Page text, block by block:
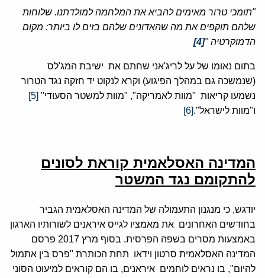
"תומכי טרור מאימים להביא את המלחמה למולדתנו. שלוחות
שלהם תוקפים את מה שהאדונים שלהם בזים לו ביותר: מקום
הדמוקרטיה "
[4]
בתום נאומו של על לריג'אני שחתם את ישיבת המג'לס
(שנמשכה גם במהלך הפיגוע) וקרא לנקוט יד חזקה נגד הטרור
נשמעו קריאות "מוות לאמריקה", "מוות למשטר הסעודי" [5]
ו"מוות לישראל".[6]
המדינה האסלאמית קוראת לסונים
להתקומם נגד המשטר
יודגש, כי מנגנון התעמולה של המדינה האסלאמית הגביר
בחודשים האחרונים את מאמציו לגייס איראנים לשורותיו הארגון
באמצעות מסרים בשפה הפרסית. בסוף מרץ 2017 פרסם
המדינה האסלאמית סרטון וידאו תחת הכותרת "פרס בין אתמול
להיום", בו נראים לוחמים איראנים, בו הם קוראים למיעוט הסוני